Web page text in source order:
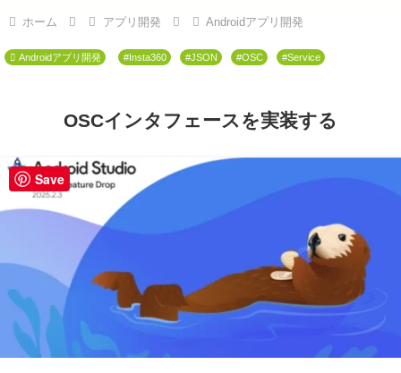
ホーム アプリ開発 Androidアプリ開発
Androidアプリ開発 #Insta360 #JSON #OSC #Service
OSCインタフェースを実装する
Save